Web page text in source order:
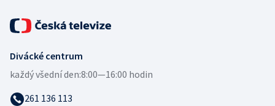
Divácké centrum
každý všední den:8:00—16:00 hodin
261 136 113